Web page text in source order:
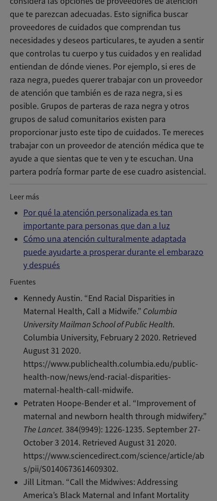
que te parezcan adecuadas. Esto significa buscar
proveedores de cuidados que comprendan tus
necesidades y deseos particulares, te ayuden a sentir
que controlas tu cuerpo y tus cuidados y en realidad
entiendan de dónde vienes. Por ejemplo, si eres de
raza negra, puedes querer trabajar con un proveedor
de atención que también es de raza negra, si es
posible. Grupos de parteras de raza negra y otros
grupos de salud comunitarios existen para
proporcionar justo este tipo de cuidados. Te mereces
trabajar con un proveedor de atención médica que te
ayude a que sientas que te ven y te escuchan. Una
partera podría formar parte de ese cuadro asistencial.
Leer más
Por qué la atención personalizada es tan
importante para personas que dan a luz
Cómo una atención culturalmente adaptada
puede ayudarte a prosperar durante el embarazo
y después
Fuentes
Kennedy Austin. “End Racial Disparities in
Maternal Health, Call a Midwife.” Columbia
University Mailman School of Public Health.
Columbia University, February 2 2020. Retrieved
August 31 2020.
https://www.publichealth.columbia.edu/public-
health-now/news/end-racial-disparities-
maternal-health-call-midwife.
Petraten Hoope-Bender et al. “Improvement of
maternal and newborn health through midwifery.”
The Lancet.384(9949): 1226-1235. September 27-
October 3 2014. Retrieved August 31 2020.
https://www.sciencedirect.com/science/article/ab
s/pii/S0140673614609302.
Jill Litman. “Call the Midwives: Addressing
America’s Black Maternal and Infant Mortality